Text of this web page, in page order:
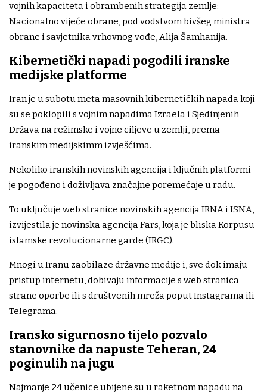
vojnih kapaciteta i obrambenih strategija zemlje:
Nacionalno vijeće obrane, pod vodstvom bivšeg ministra
obrane i savjetnika vrhovnog vođe, Alija Šamhanija.
Kibernetički napadi pogodili iranske
medijske platforme
Iran je u subotu meta masovnih kibernetičkih napada koji
su se poklopili s vojnim napadima Izraela i Sjedinjenih
Država na režimske i vojne ciljeve u zemlji, prema
iranskim medijskimm izvješćima.
Nekoliko iranskih novinskih agencija i ključnih platformi
je pogođeno i doživljava značajne poremećaje u radu.
To uključuje web stranice novinskih agencija IRNA i ISNA,
izvijestila je novinska agencija Fars, koja je bliska Korpusu
islamske revolucionarne garde (IRGC).
Mnogi u Iranu zaobilaze državne medije i, sve dok imaju
pristup internetu, dobivaju informacije s web stranica
strane oporbe ili s društvenih mreža poput Instagrama ili
Telegrama.
Iransko sigurnosno tijelo pozvalo
stanovnike da napuste Teheran, 24
poginulih na jugu
Najmanje 24 učenice ubijene su u raketnom napadu na